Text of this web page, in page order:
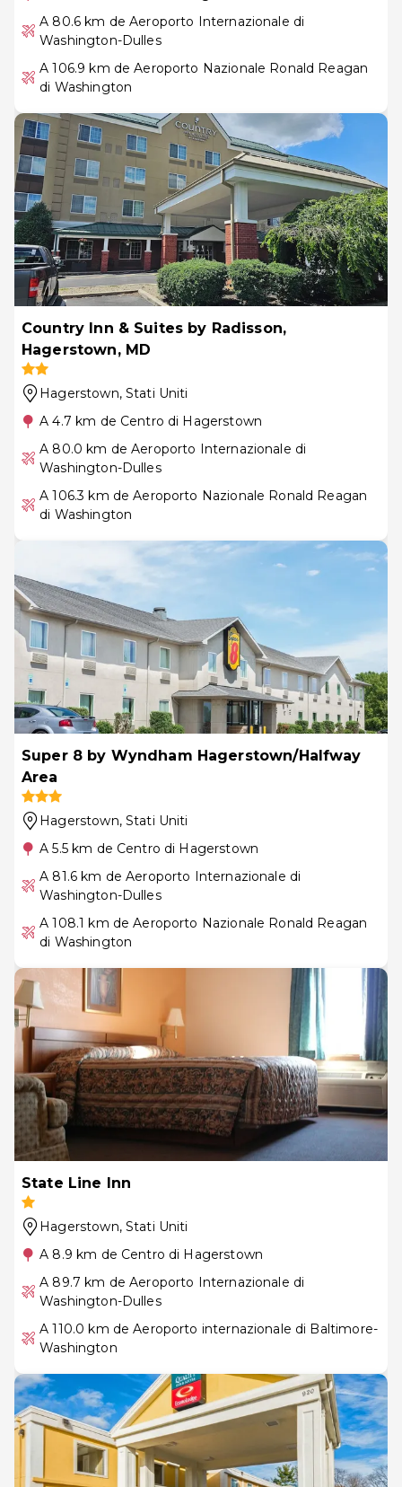
A 80.6 km de Aeroporto Internazionale di
Washington-Dulles
A 106.9 km de Aeroporto Nazionale Ronald Reagan
di Washington
Country Inn & Suites by Radisson,
Hagerstown, MD
Hagerstown, Stati Uniti
A 4.7 km de Centro di Hagerstown
A 80.0 km de Aeroporto Internazionale di
Washington-Dulles
A 106.3 km de Aeroporto Nazionale Ronald Reagan
di Washington
Super 8 by Wyndham Hagerstown/Halfway
Area
Hagerstown, Stati Uniti
A 5.5 km de Centro di Hagerstown
A 81.6 km de Aeroporto Internazionale di
Washington-Dulles
A 108.1 km de Aeroporto Nazionale Ronald Reagan
di Washington
State Line Inn
Hagerstown, Stati Uniti
A 8.9 km de Centro di Hagerstown
A 89.7 km de Aeroporto Internazionale di
Washington-Dulles
A 110.0 km de Aeroporto internazionale di Baltimore-
Washington